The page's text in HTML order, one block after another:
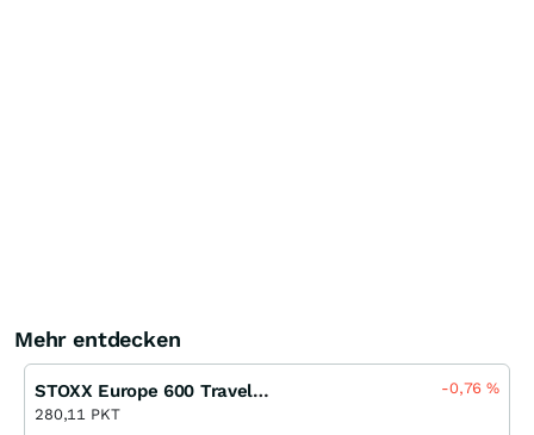
Mehr entdecken
STOXX Europe 600 Travel & Leisure EUR (Price)
280,11 PKT
-0,76%